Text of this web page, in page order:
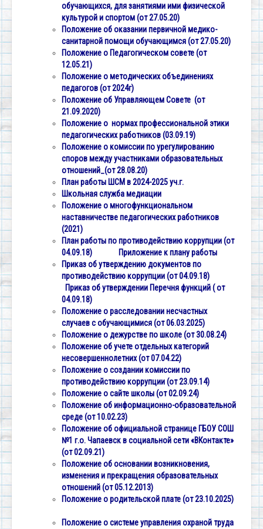
обучающихся, для занятиями ими физической
культурой и спортом (от 27.05.20)
Положение об оказании первичной медико-
санитарной помощи обучающимся(от 27.05.20)
Положение о Педагогическом совете (от
12.05.21)
Положение о методических объединениях
педагогов (от 2024г)
Положение об Управляющем Совете (от
21.09.2020)
Положение о нормах профессиональной этики
педагогических работников (03.09.19)
Положение о комиссии по урегулированию
споров между участниками образовательных
отношений_(от 28.08.20)
План работы ШСМ в 2024-2025 уч.г.
Школьная служба медиации
Положение о многофункциональном
наставничестве педагогических работников
(2021)
План работы по противодействию коррупции (от
04.09.18)
Приложение к плану работы
Приказ об утверждению документов по
противодействию коррупции (от 04.09.18)
Приказ об утверждении Перечня функций ( от
04.09.18)
Положение о расследовании несчастных
случаев с обучающимися (от 06.03.2025)
Положение о дежурстве по школе (от 30.08.24)
Положение об учете отдельных категорий
несовершеннолетних (от 07.04.22)
Положение о создании комиссии по
противодействию коррупции (от 23.09.14)
Положение о сайте школы (от 02.09.24)
Положение об информационно-образовательной
среде (от 10.02.23)
Положение об официальной странице ГБОУ СОШ
№1 г.о. Чапаевск в социальной сети «ВКонтакте»
(от 02.09.21)
Положение об основании возникновения,
изменения и прекращения образовательных
отношений (от 05.12.2013)
Положение о родительской плате(от 23.10.2025)
Положение о системе управления охраной труда